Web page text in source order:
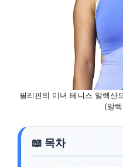
필리핀의 미녀 테니스 알렉산
(알